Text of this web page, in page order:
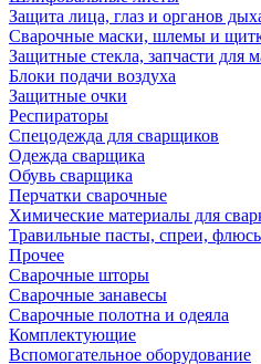
Защита лица, глаз и органов
Сварочные маски, шлемы и
Защитные стекла, запчасти для
Блоки подачи воздуха
Защитные очки
Респираторы
Спецодежда для сварщиков
Одежда сварщика
Обувь сварщика
Перчатки сварочные
Химические материалы для
Травильные пасты, спреи,
Прочее
Сварочные шторы
Сварочные занавесы
Сварочные полотна и одеяла
Комплектующие
Вспомогательное оборудование